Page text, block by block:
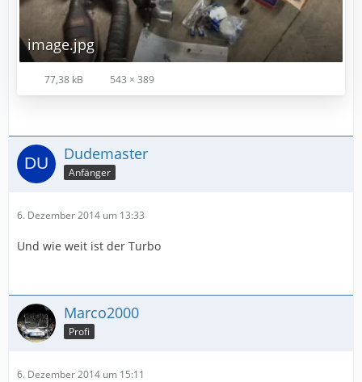
image.jpg
77,38 kB 543 × 389
Dudemaster
Anfänger
6. Dezember 2014 um 13:33
Und wie weit ist der Turbo
Marco2000
Profi
6. Dezember 2014 um 15:11